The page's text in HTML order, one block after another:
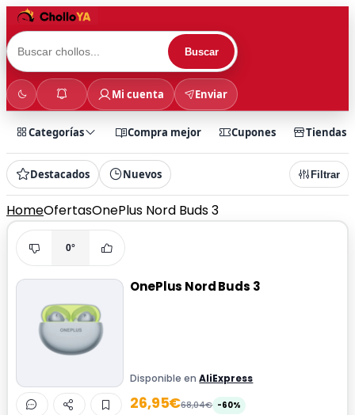
Buscar
Mi cuenta Enviar
Categorías Compra mejor Cupones Tiendas
Destacados Nuevos Filtrar
HomeOfertasOnePlus Nord Buds 3
0°
OnePlus Nord Buds 3
Disponible enAliExpress
26,95€68,04€ -60%